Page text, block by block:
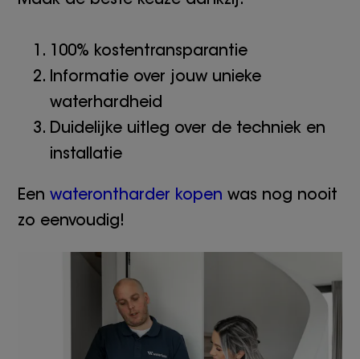
100% kostentransparantie
Informatie over jouw unieke
waterhardheid
Duidelijke uitleg over de techniek en
installatie
Eenwaterontharder kopen was nog nooit
zo eenvoudig!